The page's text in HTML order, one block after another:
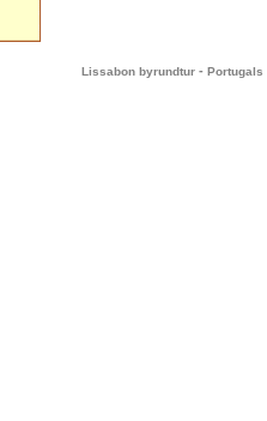
Lissabon byrundtur - Portugals